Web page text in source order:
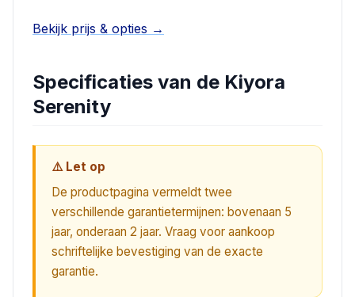
Bekijk prijs & opties →
Specificaties van de Kiyora
Serenity
⚠️ Let op
De productpagina vermeldt twee
verschillende garantietermijnen: bovenaan 5
jaar, onderaan 2 jaar. Vraag voor aankoop
schriftelijke bevestiging van de exacte
garantie.